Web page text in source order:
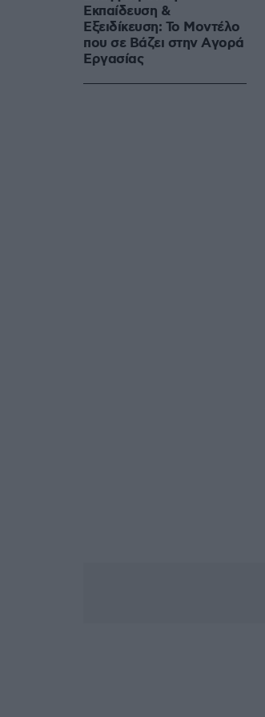
Εκπαίδευση &
Εξειδίκευση: Το Mοντέλο
που σε Bάζει στην Aγορά
Eργασίας